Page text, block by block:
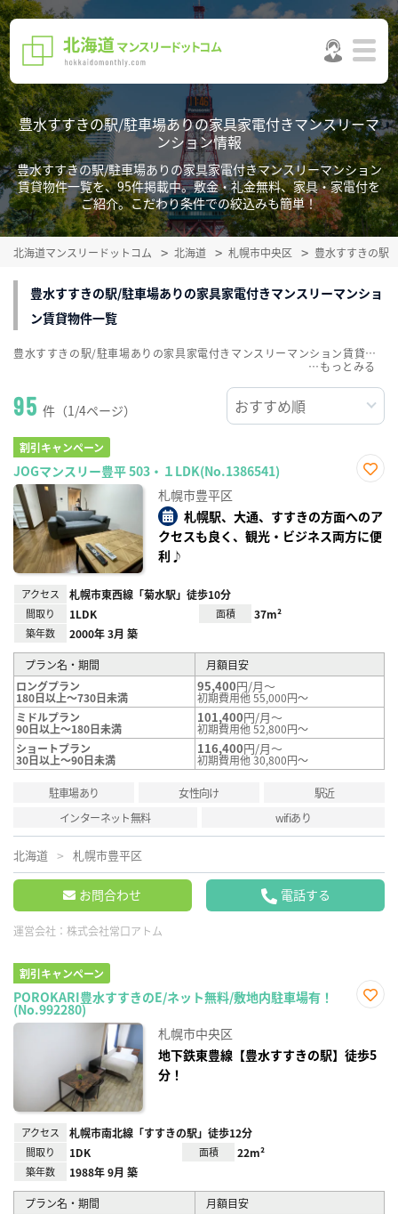
豊水すすきの駅/駐車場ありの家具家電付きマンスリーマ
ンション情報
豊水すすきの駅/駐車場ありの家具家電付きマンスリーマンション
賃貸物件一覧を、95件掲載中。敷金・礼金無料、家具・家電付を
ご紹介。こだわり条件での絞込みも簡単！
北海道マンスリードットコム 北海道 札幌市中央区 豊水すすきの駅
豊水すすきの駅/駐車場ありの家具家電付きマンスリーマンショ
ン賃貸物件一覧
95 件（1/4ページ）
割引キャンペーン
JOGマンスリー豊平 503・１LDK(No.1386541)
り登
録
札幌市豊平区
札幌駅、大通、すすきの方面へのア
クセスも良く、観光・ビジネス両方に便
利♪
アクセス 札幌市東西線「菊水駅」徒歩10分
間取り 1LDK 面積 37m²
築年数 2000年 3月 築
プラン名・期間
月額目安
ロングプラン
180日以上～730日未満
95,400円/月～
初期費用他 55,000円～
ミドルプラン
90日以上～180日未満
101,400円/月～
初期費用他 52,800円～
ショートプラン
30日以上～90日未満
116,400円/月～
初期費用他 30,800円～
駐車場あり 女性向け
駅近
インターネット無料
wifiあり
北海道 札幌市豊平区
お問合わせ 電話する
運営会社： 株式会社常口アトム
割引キャンペーン
POROKARI豊水すすきのE/ネット無料/敷地内駐車場有！
(No.992280)
録
札幌市中央区
地下鉄東豊線【豊水すすきの駅】徒歩5
分！
アクセス 札幌市南北線「すすきの駅」徒歩12分
間取り 1DK 面積 22m²
築年数 1988年 9月 築
プラン名・期間
月額目安
豊水すすきの駅/駐車場ありの家具家電付きマンスリーマンション賃貸物件一覧を、95件掲載中。敷金・礼金無料、家具・家電付をご紹介。こだわり条件での絞込みも簡単！
…